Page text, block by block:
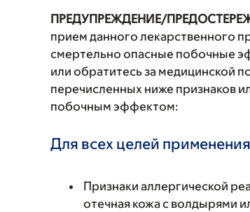
ПРЕДУПРЕЖДЕНИЕ/
прием данного лекарственного
смертельно опасные побочные
или обратитесь за медицинской
перечисленных ниже признаков
побочным эффектом:
Для всех целей
Признаки аллергической
отечная кожа с волдырями